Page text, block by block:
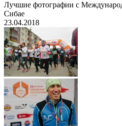
Лучшие фотографии с
Сибае
23.04.2018